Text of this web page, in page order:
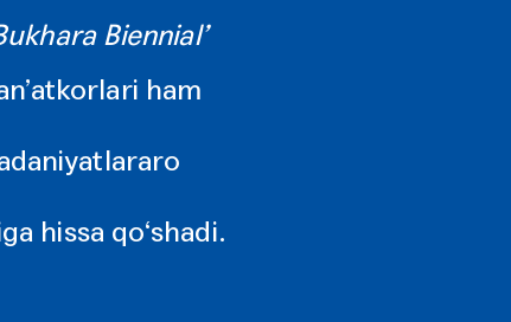
Biennial’
ham
hissa qo‘shadi.